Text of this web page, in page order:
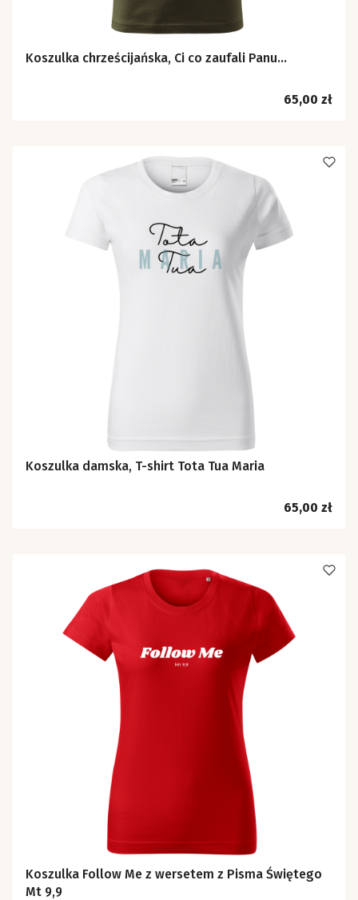
Koszulka chrześcijańska, Ci co zaufali Panu...
Cena
65,00 zł
Koszulka damska, T-shirt Tota Tua Maria
Cena
65,00 zł
Koszulka Follow Me z wersetem z Pisma Świętego
Mt 9,9